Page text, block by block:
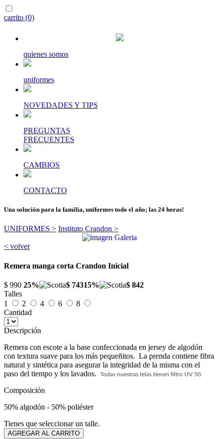
carrito (0)
quienes somos
uniformes
NOVEDADES Y TIPS
PREGUNTAS
FRECUENTES
CAMBIOS
CONTACTO
Una solución para la familia, uniformes todo el año; las 24 horas!
UNIFORMES > Instituto Crandon >
< volver
Remera manga corta Crandon Inicial
$ 990 25% $ 74315%
$ 842
Talles
1
2 4 6
8
Cantidad
Descripción
Remera con escote a la base confeccionada en jersey de algodón
con textura suave para los más pequeñitos. La prenda contiene fibra
natural y sintética para asegurar la integridad de la misma con el
paso del tiempo y los lavados.
Todas nuestras telas tienen filtro UV 50.
Composición
50% algodón - 50% poliéster
Tienes que seleccionar un talle.